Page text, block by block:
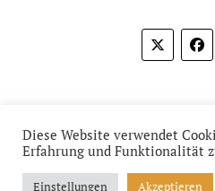
Diese Website verwendet
Erfahrung und Funktionalität
Einstellungen Akzeptieren